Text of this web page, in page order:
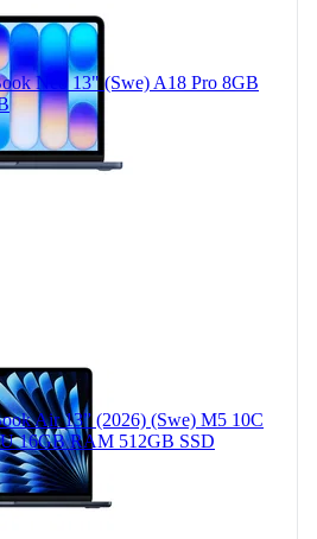
Neo 13" (Swe) A18 Pro 8GB
Air 13” (2026) (Swe) M5 10C
16GB RAM 512GB SSD